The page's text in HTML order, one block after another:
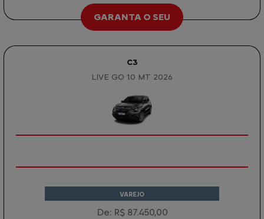
GARANTA O SEU
C3
LIVE GO 1.0 MT 2026
VAREJO
De: R$ 87.450,00